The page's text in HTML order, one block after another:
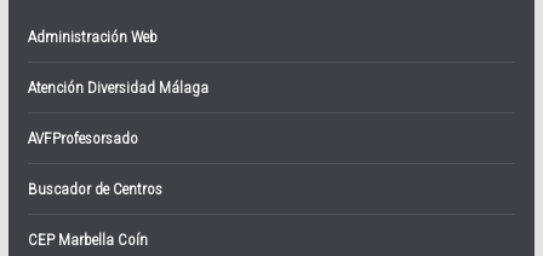
Administración Web
Atención Diversidad Málaga
AVFProfesorsado
Buscador de Centros
CEP Marbella Coín